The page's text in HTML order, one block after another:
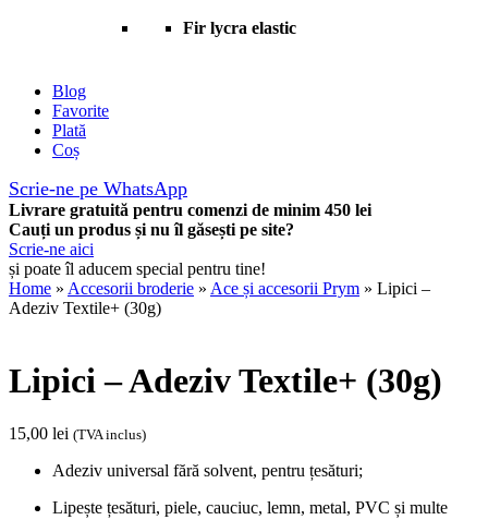
Fir lycra elastic
Blog
Favorite
Plată
Coș
Scrie-ne pe WhatsApp
Livrare gratuită pentru comenzi de minim 450 lei
Cauți un produs și nu îl găsești pe site?
Scrie-ne aici
și poate îl aducem special pentru tine!
Home » Accesorii broderie » Ace și accesorii Prym » Lipici –
Adeziv Textile+ (30g)
Lipici – Adeziv Textile+ (30g)
15,00 lei (TVA inclus)
Adeziv universal fără solvent, pentru țesături;
Lipește țesături, piele, cauciuc, lemn, metal, PVC și multe